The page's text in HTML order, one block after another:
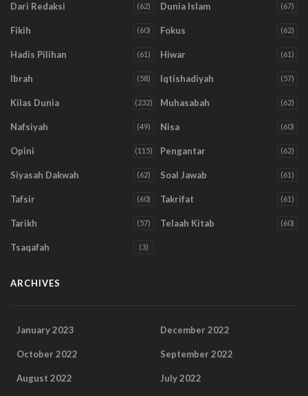
Dari Redaksi (62) Dunia Islam (67)
Fikih (60) Fokus (62)
Hadis Pilihan (61) Hiwar (61)
Ibrah (58) Iqtishadiyah (57)
Kilas Dunia (232) Muhasabah (62)
Nafsiyah (49) Nisa (60)
Opini (115) Pengantar (62)
Siyasah Dakwah (62) Soal Jawab (61)
Tafsir (60) Takrifat (61)
Tarikh (57) Telaah Kitab (60)
Tsaqafah (3)
ARCHIVES
January 2023 December 2022
October 2022 September 2022
August 2022 July 2022